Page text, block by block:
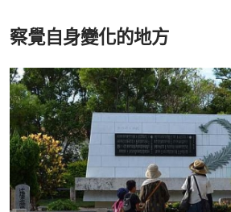
察覺自身變化的地方